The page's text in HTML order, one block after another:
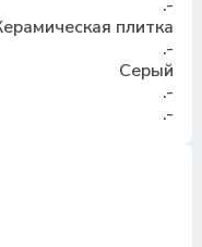
.-
плитка
.-
Серый
.-
.-